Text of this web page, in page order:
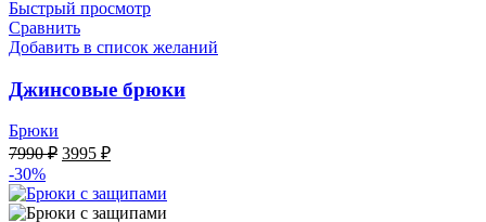
Быстрый просмотр
Сравнить
Добавить в список желаний
Джинсовые брюки
Брюки
7990₽ Первоначальная
составляла
7990 ₽.
3995 ₽Текущая
3995 ₽.
-30%